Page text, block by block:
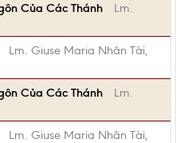
Của Các Thánh
Lm.
Lm. Giuse Maria Nhân Tài,
Của Các Thánh
Lm.
Lm. Giuse Maria Nhân Tài,